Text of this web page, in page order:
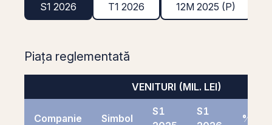
S1 2026 T1 2026 12M 2025 (P)
Piața reglementată
VENITURI (MIL. LEI)
Companie Simbol
S1
S1
%